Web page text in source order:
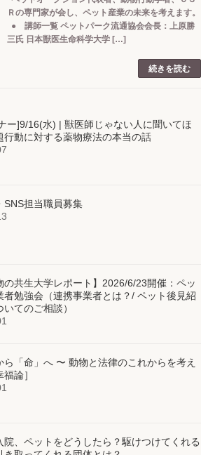
Ｒの専門家が会し、ペット産業の未来を考えます。
● 講師一覧 ペットパーク流通協会会長：上原勝
三氏 日本獣医生命科学大学 […]
続きを読む
ー]9/16(水) | 獣医師じゃない人に聞いてほ
行動に対する薬物療法の本当の話
SNS担当職員募集
の共生大学レポート】2026/6/23開催：ペッ
者勉強会（連携事業者とは？/ ペット後見紹
てのご相談）
ら「命」へ 〜 動物と法律のこれからを考え
論］
院、ペットをどうしたら？駆けつけてくれる